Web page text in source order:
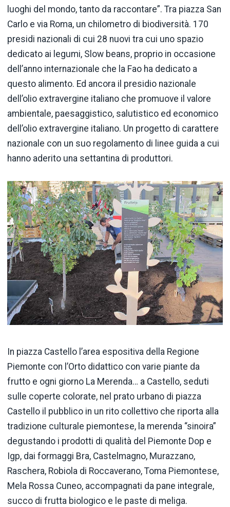
luoghi del mondo, tanto da raccontare”. Tra piazza San
Carlo e via Roma, un chilometro di biodiversità. 170
presidi nazionali di cui 28 nuovi tra cui uno spazio
dedicato ai legumi, Slow beans, proprio in occasione
dell’anno internazionale che la Fao ha dedicato a
questo alimento. Ed ancora il presidio nazionale
dell’olio extravergine italiano che promuove il valore
ambientale, paesaggistico, salutistico ed economico
dell’olio extravergine italiano. Un progetto di carattere
nazionale con un suo regolamento di linee guida a cui
hanno aderito una settantina di produttori.
In piazza Castello l’area espositiva della Regione
Piemonte con l’Orto didattico con varie piante da
frutto e ogni giorno La Merenda… a Castello, seduti
sulle coperte colorate, nel prato urbano di piazza
Castello il pubblico in un rito collettivo che riporta alla
tradizione culturale piemontese, la merenda “sinoira”
degustando i prodotti di qualità del Piemonte Dop e
Igp, dai formaggi Bra, Castelmagno, Murazzano,
Raschera, Robiola di Roccaverano, Toma Piemontese,
Mela Rossa Cuneo, accompagnati da pane integrale,
succo di frutta biologico e le paste di meliga.